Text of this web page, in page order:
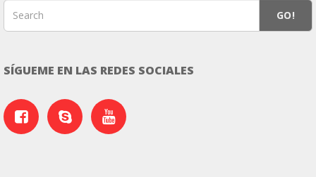
GO!
SÍGUEME EN LAS REDES SOCIALES